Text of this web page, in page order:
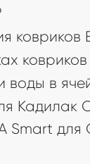
ковриков
ковриков
воды в
Кадилак
Smart для